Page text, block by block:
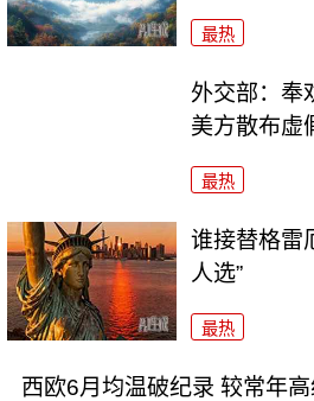
最热
外交部：奉
美方散布虚
最热
谁接替格雷
人选”
最热
西欧6月均温破纪录 较常年